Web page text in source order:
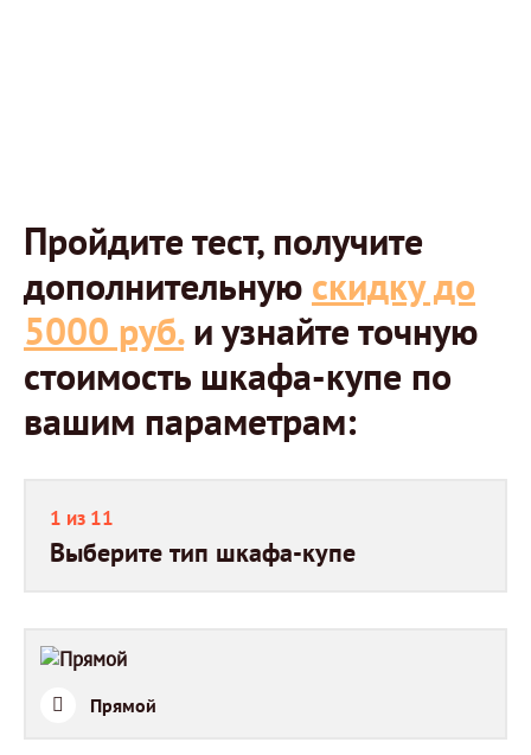
Пройдите тест, получите
дополнительную скидку до
5000 руб.и узнайте точную
стоимость шкафа-купе по
вашим параметрам:
1 из 11
Выберите тип шкафа-купе
Прямой